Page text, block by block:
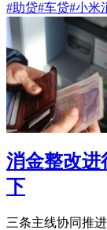
#助贷#车贷#小米
消金整改进
下
三条主线协同推